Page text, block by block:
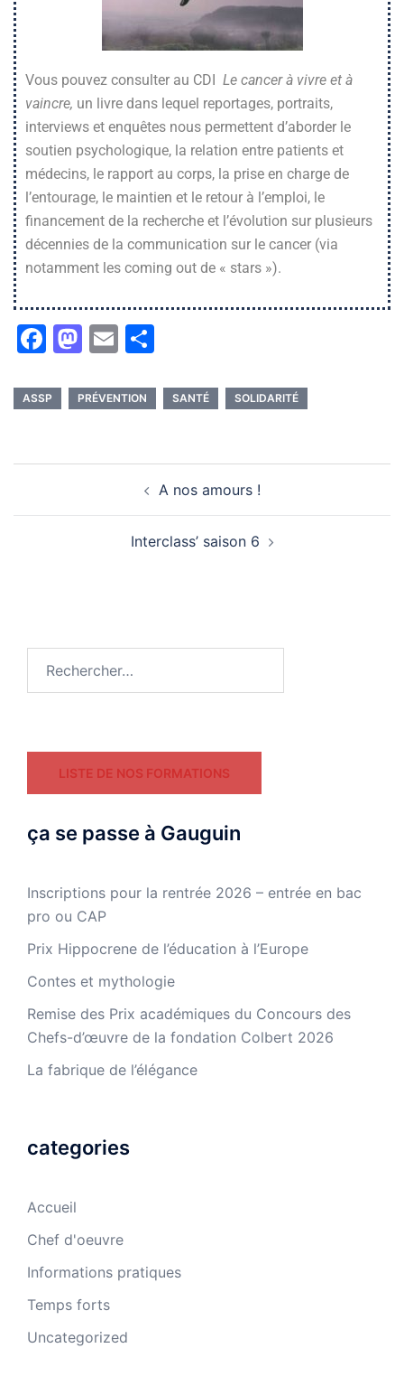
Vous pouvez consulter au CDI Le cancer à vivre et à
vaincre, un livre dans lequel reportages, portraits,
interviews et enquêtes nous permettent d’aborder le
soutien psychologique, la relation entre patients et
médecins, le rapport au corps, la prise en charge de
l’entourage, le maintien et le retour à l’emploi, le
financement de la recherche et l’évolution sur plusieurs
décennies de la communication sur le cancer (via
notamment les coming out de « stars »).
Facebook
Mastodon
Email
ASSP PRÉVENTION SANTÉ SOLIDARITÉ
A nos amours !
Interclass’ saison 6
LISTE DE NOS FORMATIONS
ça se passe à Gauguin
Inscriptions pour la rentrée 2026 – entrée en bac
pro ou CAP
Prix Hippocrene de l’éducation à l’Europe
Contes et mythologie
Remise des Prix académiques du Concours des
Chefs-d’œuvre de la fondation Colbert 2026
La fabrique de l’élégance
categories
Accueil
Chef d'oeuvre
Informations pratiques
Temps forts
Uncategorized